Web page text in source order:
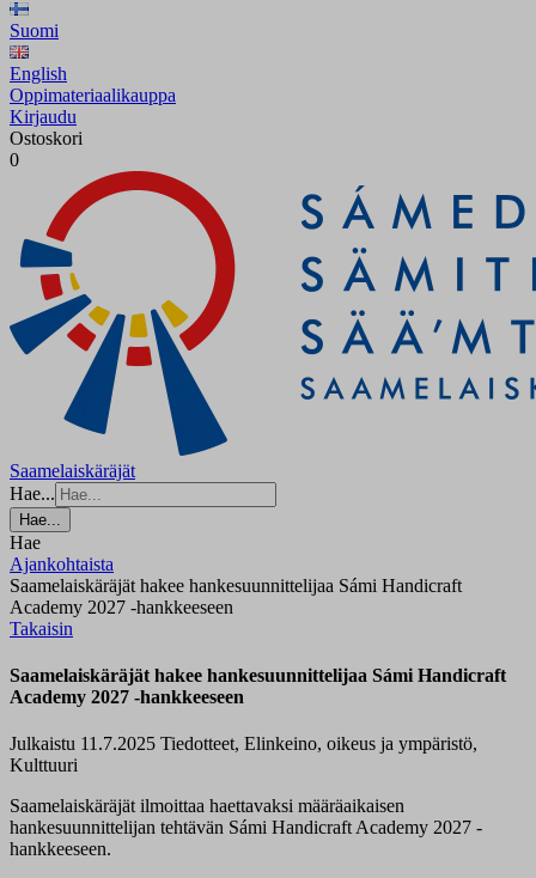
Suomi
English
Oppimateriaalikauppa
Kirjaudu
Ostoskori
0
Saamelaiskäräjät
Hae...
Hae...
Hae
Ajankohtaista
Saamelaiskäräjät hakee hankesuunnittelijaa Sámi Handicraft
Academy 2027 -hankkeeseen
Takaisin
Saamelaiskäräjät hakee hankesuunnittelijaa Sámi Handicraft
Academy 2027 -hankkeeseen
Julkaistu 11.7.2025 Tiedotteet, Elinkeino, oikeus ja ympäristö,
Kulttuuri
Saamelaiskäräjät ilmoittaa haettavaksi määräaikaisen
hankesuunnittelijan tehtävän Sámi Handicraft Academy 2027 -
hankkeeseen.